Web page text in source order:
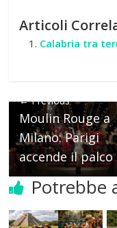
Articoli
Calabria tra
← Previous
Moulin Rouge a
Milano: Parigi
accende il palco
Potrebbe